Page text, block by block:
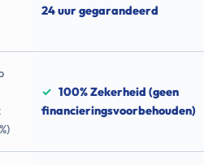
24 uur gegarandeerd
✓ 100% Zekerheid (geen
financieringsvoorbehouden)